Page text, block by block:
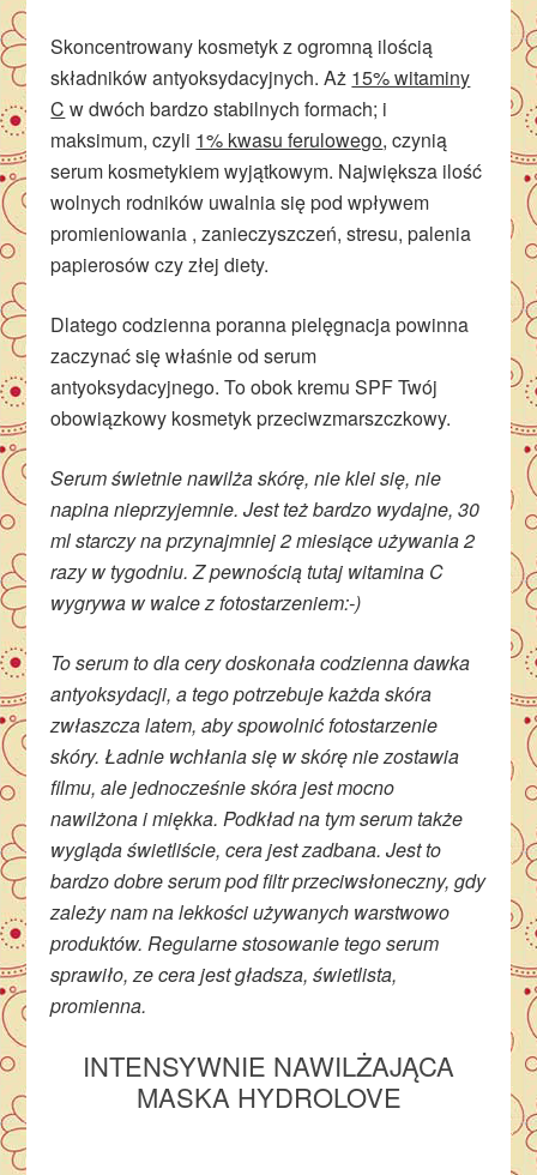
Skoncentrowany kosmetyk z ogromną ilością
składników antyoksydacyjnych. Aż 15% witaminy
C w dwóch bardzo stabilnych formach; i
maksimum, czyli 1% kwasu ferulowego, czynią
serum kosmetykiem wyjątkowym. Największa ilość
wolnych rodników uwalnia się pod wpływem
promieniowania , zanieczyszczeń, stresu, palenia
papierosów czy złej diety.
Dlatego codzienna poranna pielęgnacja powinna
zaczynać się właśnie od serum
antyoksydacyjnego. To obok kremu SPF Twój
obowiązkowy kosmetyk przeciwzmarszczkowy.
Serum świetnie nawilża skórę, nie klei się, nie
napina nieprzyjemnie. Jest też bardzo wydajne, 30
ml starczy na przynajmniej 2 miesiące używania 2
razy w tygodniu. Z pewnością tutaj witamina C
wygrywa w walce z fotostarzeniem:-)
To serum to dla cery doskonała codzienna dawka
antyoksydacji, a tego potrzebuje każda skóra
zwłaszcza latem, aby spowolnić fotostarzenie
skóry. Ładnie wchłania się w skórę nie zostawia
filmu, ale jednocześnie skóra jest mocno
nawilżona i miękka. Podkład na tym serum także
wygląda świetliście, cera jest zadbana. Jest to
bardzo dobre serum pod filtr przeciwsłoneczny, gdy
zależy nam na lekkości używanych warstwowo
produktów. Regularne stosowanie tego serum
sprawiło, ze cera jest gładsza, świetlista,
promienna.
INTENSYWNIE NAWILŻAJĄCA
MASKA HYDROLOVE